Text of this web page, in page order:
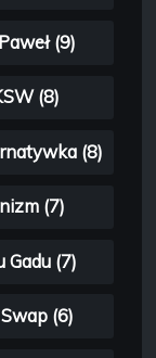
(9)
(8)
(8)
(7)
Gadu (7)
(6)